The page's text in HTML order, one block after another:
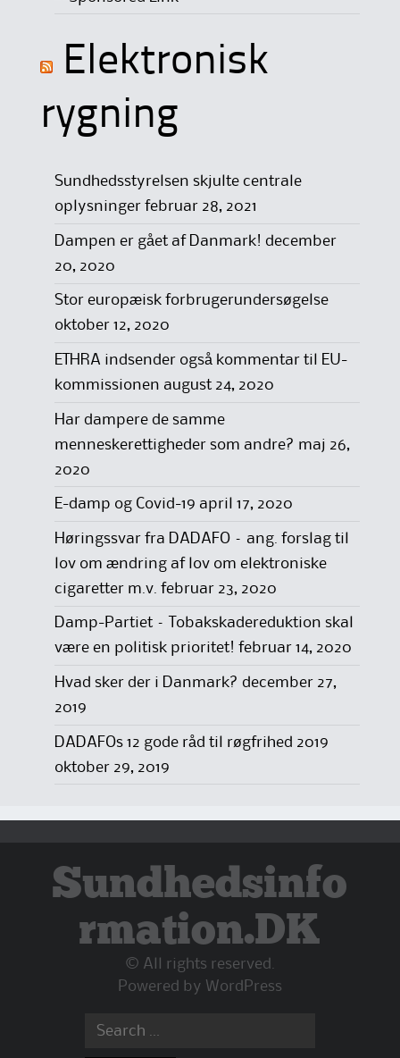
Elektronisk
rygning
Sundhedsstyrelsen skjulte centrale
oplysninger februar 28, 2021
Dampen er gået af Danmark! december
20, 2020
Stor europæisk forbrugerundersøgelse
oktober 12, 2020
ETHRA indsender også kommentar til EU-
kommissionen august 24, 2020
Har dampere de samme
menneskerettigheder som andre? maj 26,
2020
E-damp og Covid-19 april 17, 2020
Høringssvar fra DADAFO – ang. forslag til
lov om ændring af lov om elektroniske
cigaretter m.v. februar 23, 2020
Damp-Partiet – Tobakskadereduktion skal
være en politisk prioritet! februar 14, 2020
Hvad sker der i Danmark? december 27,
2019
DADAFOs 12 gode råd til røgfrihed 2019
oktober 29, 2019
Sundhedsinfo
rmation.DK
© All rights reserved.
Powered by WordPress
Search